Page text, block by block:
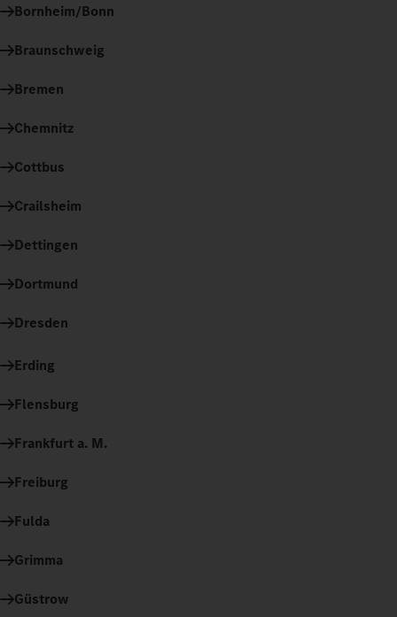
Bornheim/Bonn
Braunschweig
Bremen
Chemnitz
Cottbus
Crailsheim
Dettingen
Dortmund
Dresden
Erding
Flensburg
Frankfurt a. M.
Freiburg
Fulda
Grimma
Güstrow